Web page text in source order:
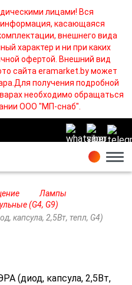
лицами! Вся
касающаяся
внешнего вида
характер и ни при каких
офертой. Внешний вид
сайта eramarket.by может
получения подробной
необходимо обращаться
ООО "МП-снаб".
Лампы
(G4, G9)
капсула, 2,5Вт, тепл, G4)